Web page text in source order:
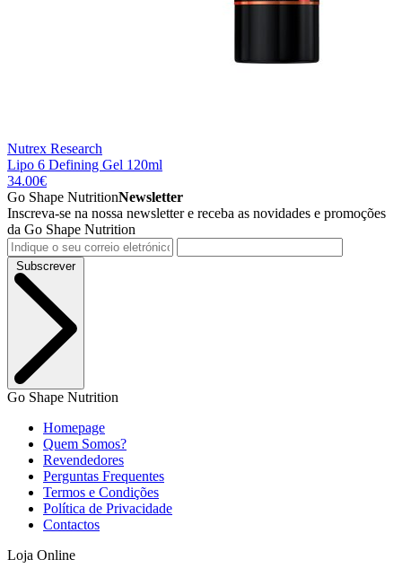
Nutrex Research
Lipo 6 Defining Gel 120ml
34.00€
Go Shape NutritionNewsletter
Inscreva-se na nossa newsletter e receba as novidades e promoções
da Go Shape Nutrition
Subscrever
Go Shape Nutrition
Homepage
Quem Somos?
Revendedores
Perguntas Frequentes
Termos e Condições
Política de Privacidade
Contactos
Loja Online